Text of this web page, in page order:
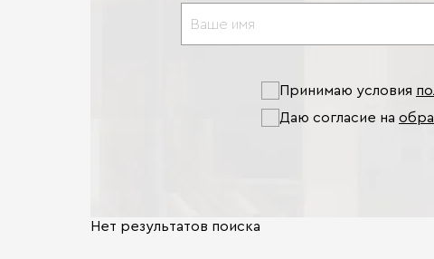
Принимаю условия
Даю согласие на
Нет результатов поиска